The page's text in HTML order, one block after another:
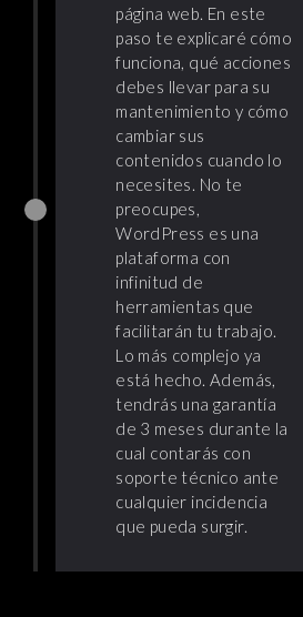
página web. En este
paso te explicaré cómo
funciona, qué acciones
debes llevar para su
mantenimiento y cómo
cambiar sus
contenidos cuando lo
necesites. No te
preocupes,
WordPress es una
plataforma con
infinitud de
herramientas que
facilitarán tu trabajo.
Lo más complejo ya
está hecho. Además,
tendrás una garantía
de 3 meses durante la
cual contarás con
soporte técnico ante
cualquier incidencia
que pueda surgir.